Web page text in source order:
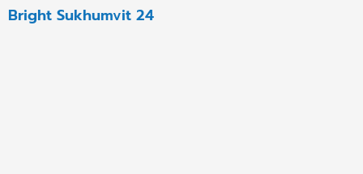
Bright Sukhumvit 24